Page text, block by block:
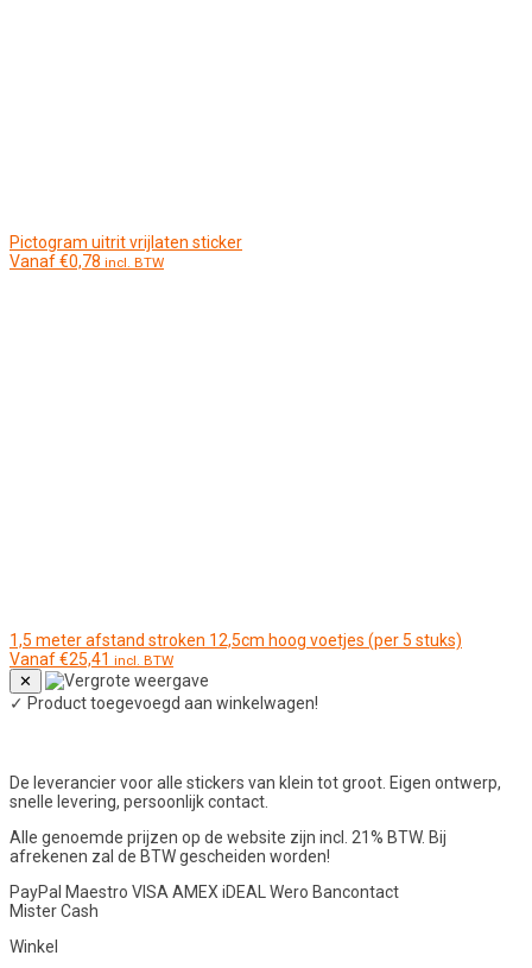
Pictogram uitrit vrijlaten sticker
Vanaf€0,78 incl. BTW
1,5 meter afstand stroken 12,5cm hoog voetjes (per 5 stuks)
Vanaf€25,41 incl. BTW
✕
✓ Product toegevoegd aan winkelwagen!
De leverancier voor alle stickers van klein tot groot. Eigen ontwerp,
snelle levering, persoonlijk contact.
Alle genoemde prijzen op de website zijn incl. 21% BTW. Bij
afrekenen zal de BTW gescheiden worden!
PayPal Maestro VISA AMEX iDEAL Wero Bancontact
Mister Cash
Winkel